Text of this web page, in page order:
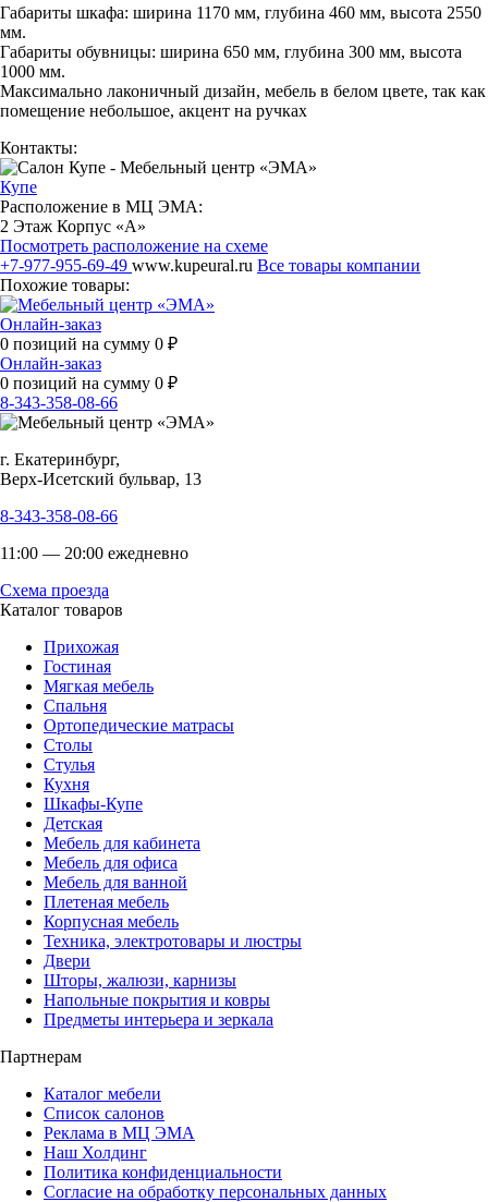
Габариты шкафа: ширина 1170 мм, глубина 460 мм, высота 2550
мм.
Габариты обувницы: ширина 650 мм, глубина 300 мм, высота
1000 мм.
Максимально лаконичный дизайн, мебель в белом цвете, так как
помещение небольшое, акцент на ручках
Контакты:
Купе
Расположение в МЦ ЭМА:
2 Этаж Корпус «А»
Посмотреть расположение на схеме
+7-977-955-69-49 www.kupeural.ru Все товары компании
Похожие товары:
Онлайн-заказ
0 позиций на сумму 0 ₽
Онлайн-заказ
0 позиций на сумму 0 ₽
8-343-358-08-66
г. Екатеринбург,
Верх-Исетский бульвар, 13
8-343-358-08-66
11:00 — 20:00 ежедневно
Схема проезда
Каталог товаров
Прихожая
Гостиная
Мягкая мебель
Спальня
Ортопедические матрасы
Столы
Стулья
Кухня
Шкафы-Купе
Детская
Мебель для кабинета
Мебель для офиса
Мебель для ванной
Плетеная мебель
Корпусная мебель
Техника, электротовары и люстры
Двери
Шторы, жалюзи, карнизы
Напольные покрытия и ковры
Предметы интерьера и зеркала
Партнерам
Каталог мебели
Список салонов
Реклама в МЦ ЭМА
Наш Холдинг
Политика конфиденциальности
Согласие на обработку персональных данных